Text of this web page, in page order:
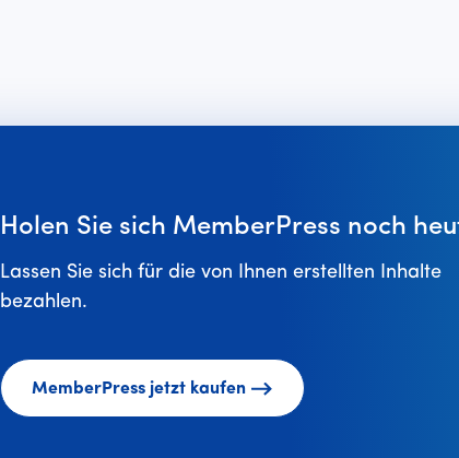
Holen Sie sich MemberPress noch
Lassen Sie sich für die von Ihnen erstellten Inhalte
bezahlen.
MemberPress jetzt kaufen